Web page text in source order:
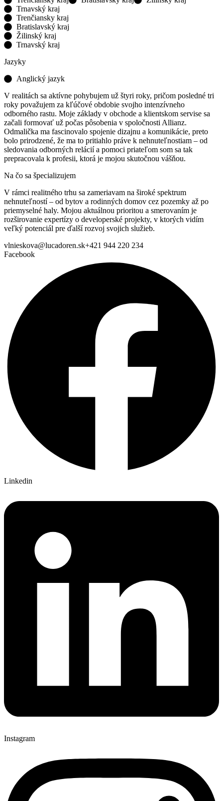
Trnavský kraj
Trenčiansky kraj
Bratislavský kraj
Žilinský kraj
Trnavský kraj
Jazyky
Anglický jazyk
V realitách sa aktívne pohybujem už štyri roky, pričom posledné tri
roky považujem za kľúčové obdobie svojho intenzívneho
odborného rastu. Moje základy v obchode a klientskom servise sa
začali formovať už počas pôsobenia v spoločnosti Allianz.
Odmalička ma fascinovalo spojenie dizajnu a komunikácie, preto
bolo prirodzené, že ma to pritiahlo práve k nehnuteľnostiam – od
sledovania odborných relácií a pomoci priateľom som sa tak
prepracovala k profesii, ktorá je mojou skutočnou vášňou.
Na čo sa špecializujem
V rámci realitného trhu sa zameriavam na široké spektrum
nehnuteľností – od bytov a rodinných domov cez pozemky až po
priemyselné haly. Mojou aktuálnou prioritou a smerovaním je
rozširovanie expertízy o developerské projekty, v ktorých vidím
veľký potenciál pre ďalší rozvoj svojich služieb.
vlnieskova@lucadoren.sk+421 944 220 234
Facebook
Linkedin
Instagram